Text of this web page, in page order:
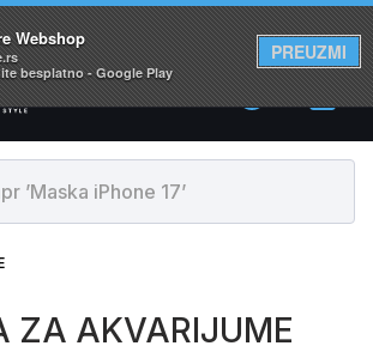
Webshop
besplatno - Google Play
PREUZMI
su na lageru. Slanje istog dana!
0
ZA AKVARIJUME